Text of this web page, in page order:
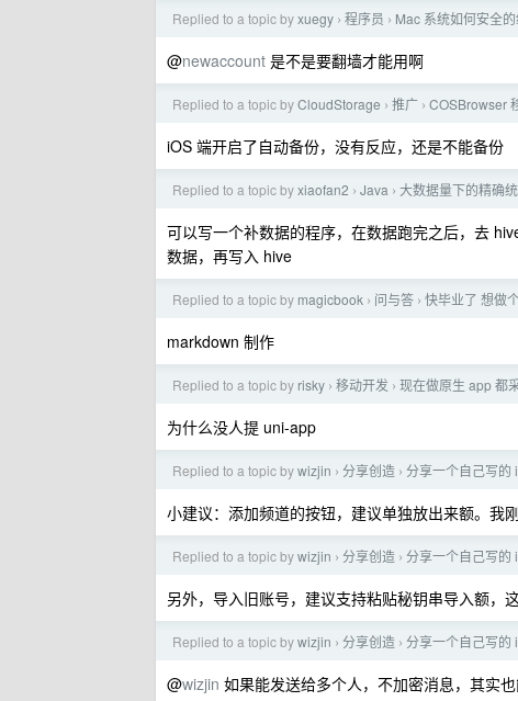
Replied to a topic byxuegy › 程序员 › Mac 系统如何安全
@newaccount 是不是要翻墙才能用啊
Replied to a topic byCloudStorage › 推广 › COSBrowser
iOS 端开启了自动备份，没有反应，还是不能备份
Replied to a topic byxiaofan2 › Java › 大数据量下的精确
可以写一个补数据的程序，在数据跑完之后，去
数据，再写入 hive
Replied to a topic by magicbook › 问与答 › 快毕业了 想做
markdown 制作
Replied to a topic by risky › 移动开发 › 现在做原生 app 都
为什么没人提 uni-app
Replied to a topic bywizjin › 分享创造 › 分享一个自己写的
小建议：添加频道的按钮，建议单独放出来额。我
Replied to a topic bywizjin › 分享创造 › 分享一个自己写的
另外，导入旧账号，建议支持粘贴秘钥串导入额，
Replied to a topic bywizjin › 分享创造 › 分享一个自己写的
@wizjin 如果能发送给多个人，不加密消息，其实